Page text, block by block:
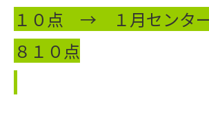
１０点 → １月センタ
８１０点